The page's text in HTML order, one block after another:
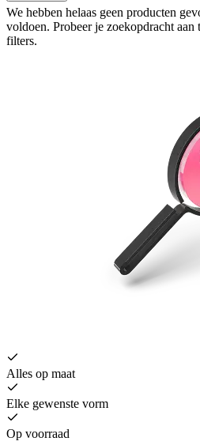
We hebben helaas geen producten
voldoen. Probeer je zoekopdracht
filters.
Alles op maat
Elke gewenste vorm
Op voorraad